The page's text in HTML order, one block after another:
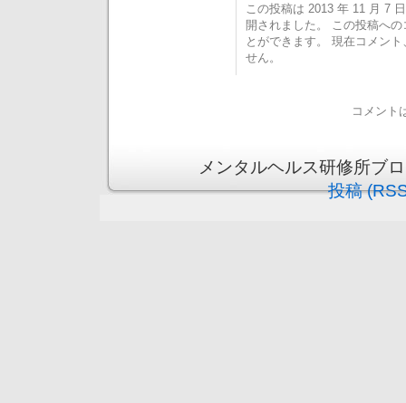
この投稿は 2013 年 11 月 7
開されました。 この投稿へ
とができます。 現在コメン
せん。
コメント
メンタルヘルス研修所ブ
投稿